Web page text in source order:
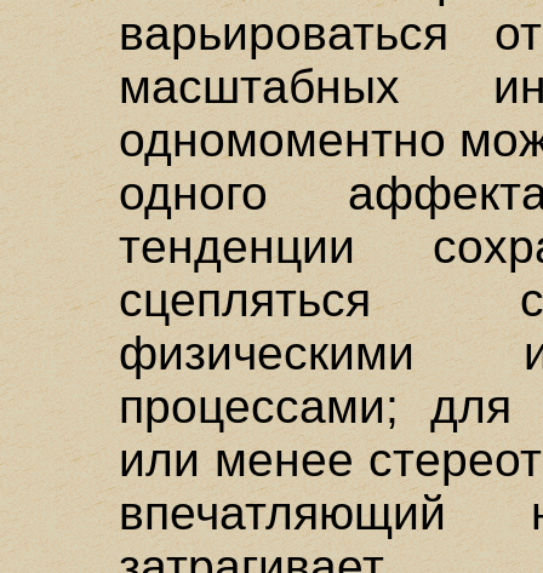
варьироваться
масштабных
одномоментно
одного
тенденции
сцепляться
физическими
процессами; для
или менее
впечатляющий